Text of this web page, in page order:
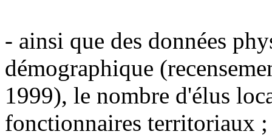
- ainsi que des données
démographique
1999), le nombre d'élus
fonctionnaires territoriaux ;